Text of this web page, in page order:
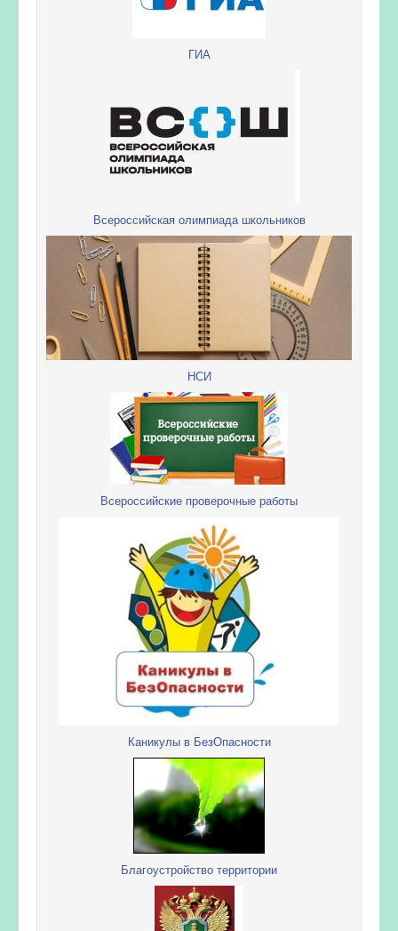
ГИА
Всероссийская олимпиада школьников
НСИ
Всероссийские проверочные работы
Каникулы в БезОпасности
Благоустройство территории